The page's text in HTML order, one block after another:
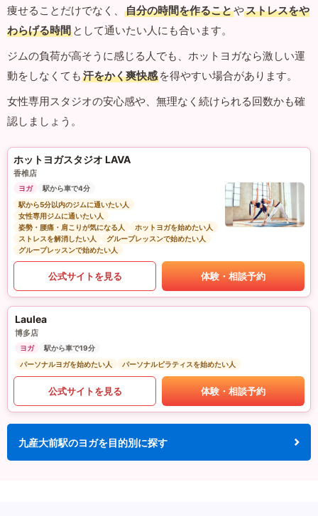
痩せることだけでなく、
自分の時間を作ることやストレスをや
わらげる時間 として通いたい人にも合います。
ジムの負荷が高そうに感じる人でも、ホットヨガなら激しい運
動をしなくても 汗をかく爽快感 を得やすい場合があります。
女性専用スタジオの安心感や、無理なく続けられる回数かも確
認しましょう。
ホットヨガスタジオ LAVA
香椎店
ヨガ
駅から車で4分
駅から5分以内のジムに通いたい人
女性専用ジムに通いたい人
姿勢・腰痛・肩こりが気になる人
ホットヨガを始めたい人
ストレスを解消したい人
グループレッスンで始めたい人
グループレッスンで始めたい人
公式サイトを見る 体験・相談予約
Laulea
博多店
ヨガ
駅から車で19分
パーソナルヨガを始めたい人
パーソナルピラティスを始めたい人
公式サイトを見る 体験・相談予約
九産大前駅のヨガを目的別に探す